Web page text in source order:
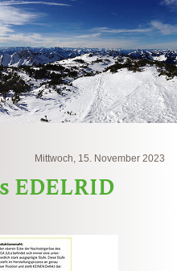
Mittwoch, 15. November 2023
EDELRID